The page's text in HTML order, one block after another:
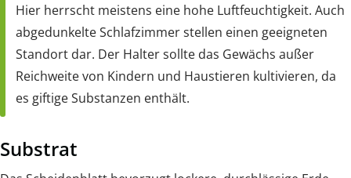
Hier herrscht meistens eine hohe Luftfeuchtigkeit. Auch
abgedunkelte Schlafzimmer stellen einen geeigneten
Standort dar. Der Halter sollte das Gewächs außer
Reichweite von Kindern und Haustieren kultivieren, da
es giftige Substanzen enthält.
Substrat